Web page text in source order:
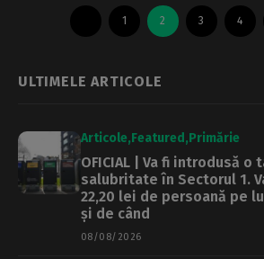
1 2 3 4
ULTIMELE ARTICOLE
Articole Featured Primărie
OFICIAL | Va fi introdusă o
salubritate în Sectorul 1.
22,20 lei de persoană pe
și de când
08/08/2026